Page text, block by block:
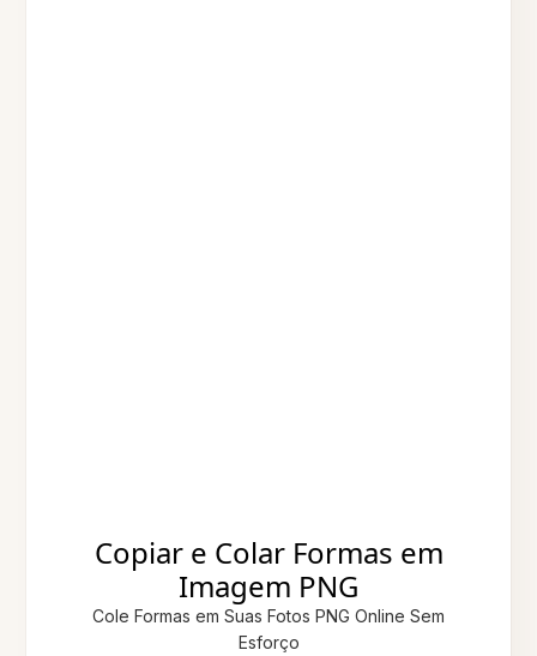
Copiar e Colar Formas em
Imagem PNG
Cole Formas em Suas Fotos PNG Online Sem
Esforço